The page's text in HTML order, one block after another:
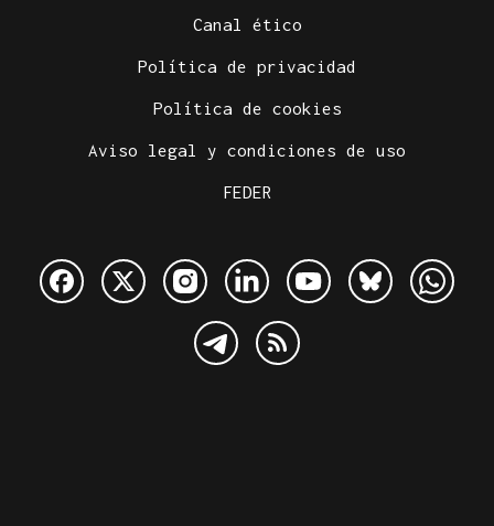
Canal ético
Política de privacidad
Política de cookies
Aviso legal y condiciones de uso
FEDER